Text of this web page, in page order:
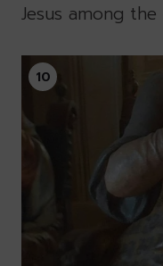
Jesus among
10